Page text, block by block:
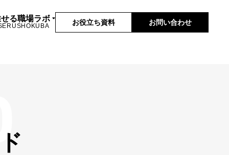
る職場ラボ お役立ち資料 お問い合わせ